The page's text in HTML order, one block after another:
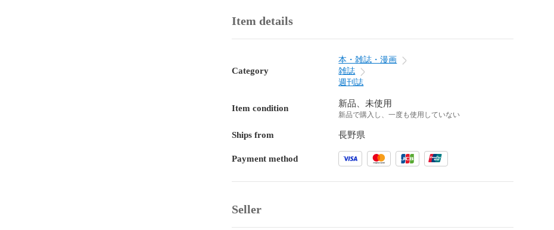
Item details
Category
本・雑誌・漫画
雑誌
週刊誌
Item condition 新品、未使用
新品で購入し、一度も使用していない
Ships from 長野県
Payment method
Seller